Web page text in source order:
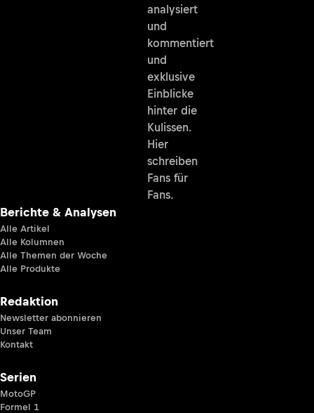
analysiert
und
kommentiert
und
exklusive
Einblicke
hinter die
Kulissen.
Hier
schreiben
Fans für
Fans.
Berichte & Analysen
Alle Artikel
Alle Kolumnen
Alle Themen der Woche
Alle Produkte
Redaktion
Newsletter abonnieren
Unser Team
Kontakt
Serien
MotoGP
Formel 1